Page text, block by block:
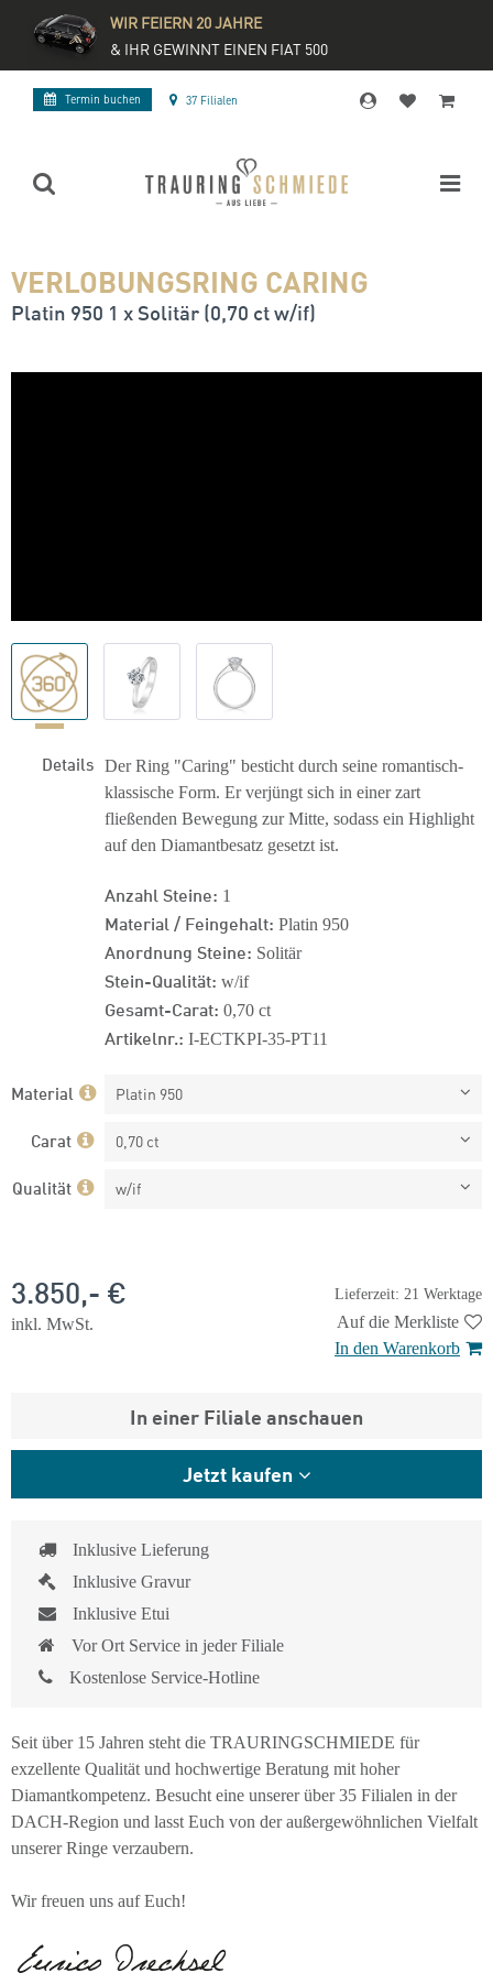
WIR FEIERN 20 JAHRE
& IHR GEWINNT EINEN FIAT 500
Termin buchen 37 Filialen
VERLOBUNGSRING CARING
Platin 950 1 x Solitär (0,70 ct w/if)
Details Der Ring "Caring" besticht durch seine romantisch-
klassische Form. Er verjüngt sich in einer zart
fließenden Bewegung zur Mitte, sodass ein Highlight
auf den Diamantbesatz gesetzt ist.
Anzahl Steine: 1
Material / Feingehalt: Platin 950
Anordnung Steine: Solitär
Stein-Qualität: w/if
Gesamt-Carat: 0,70 ct
Artikelnr.: I-ECTKPI-35-PT11
Material Platin 950
Carat 0,70 ct
Qualität w/if
Lieferzeit: 21 Werktage
3.850,- €
inkl. MwSt.
Auf die Merkliste
In den Warenkorb
In einer Filiale anschauen
Jetzt kaufen
Inklusive Lieferung
Inklusive Gravur
Inklusive Etui
Vor Ort Service in jeder Filiale
Kostenlose Service-Hotline
Seit über 15 Jahren steht die TRAURINGSCHMIEDE für
exzellente Qualität und hochwertige Beratung mit hoher
Diamantkompetenz. Besucht eine unserer über 35 Filialen in der
DACH-Region und lasst Euch von der außergewöhnlichen Vielfalt
unserer Ringe verzaubern.
Wir freuen uns auf Euch!